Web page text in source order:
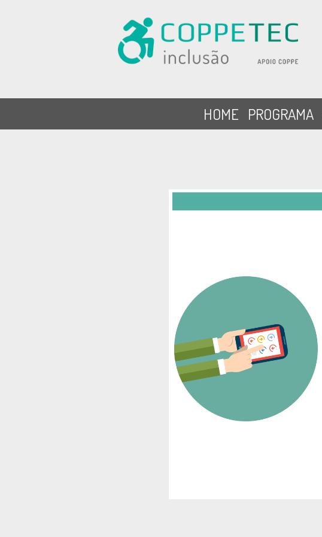
HOME PROGRAMA